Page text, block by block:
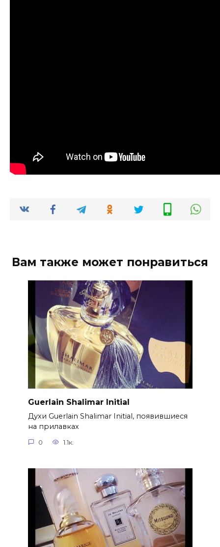
Вам также может понравиться
Guerlain Shalimar Initial
Духи Guerlain Shalimar Initial, появившиеся
на прилавках
0 1.1к.